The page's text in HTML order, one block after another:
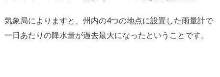
気象局によりますと、州内の4つの地点に設置した雨量計で
一日あたりの降水量が過去最大になったということです。